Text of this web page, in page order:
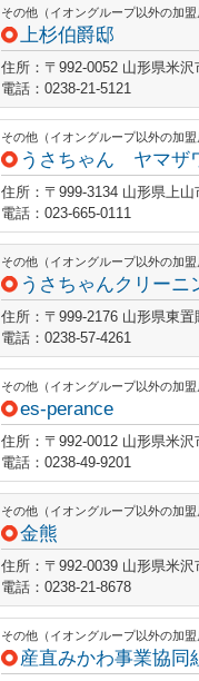
その他（イオングループ以外の加盟
上杉伯爵邸
住所：〒992-0052 山形県米
電話：0238-21-5121
その他（イオングループ以外の加盟
うさちゃん ヤマザ
住所：〒999-3134 山形県上
電話：023-665-0111
その他（イオングループ以外の加盟
うさちゃんクリー
住所：〒999-2176 山形県東
電話：0238-57-4261
その他（イオングループ以外の加盟
es-perance
住所：〒992-0012 山形県米沢
電話：0238-49-9201
その他（イオングループ以外の加盟
金熊
住所：〒992-0039 山形県米沢
電話：0238-21-8678
その他（イオングループ以外の加盟
産直みかわ事業協同